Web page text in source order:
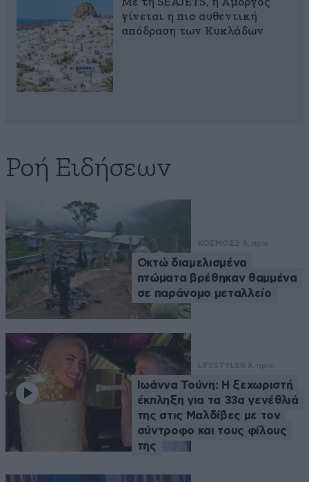
Με τη SEAJETS, η Αμοργός
γίνεται η πιο αυθεντική
απόδραση των Κυκλάδων
Ροή Ειδήσεων
ΚΟΣΜΟΣ2 λ. πριν
Οκτώ διαμελισμένα
πτώματα βρέθηκαν θαμμένα
σε παράνομο μεταλλείο
LIFESTYLE8 λ. πριν
Ιωάννα Τούνη: Η ξεχωριστή
έκπληξη για τα 33α γενέθλιά
της στις Μαλδίβες με τον
σύντροφο και τους φίλους
της